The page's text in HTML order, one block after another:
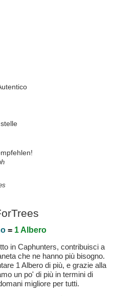
= 1 Albero
in Caphunters, contribuisci a
che ne hanno più bisogno.
1 Albero di più, e grazie alla
un po' di più in termini di
migliore per tutti.